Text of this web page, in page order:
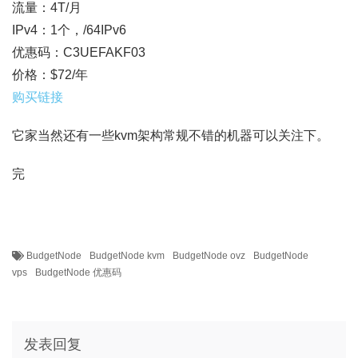
流量：4T/月
IPv4：1个，/64IPv6
优惠码：C3UEFAKF03
价格：$72/年
购买链接
它家当然还有一些kvm架构常规不错的机器可以关注下。
完
BudgetNode BudgetNode kvm BudgetNode ovz
BudgetNode
vps
BudgetNode 优惠码
发表回复